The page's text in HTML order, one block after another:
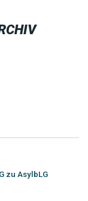
zu AsylbLG